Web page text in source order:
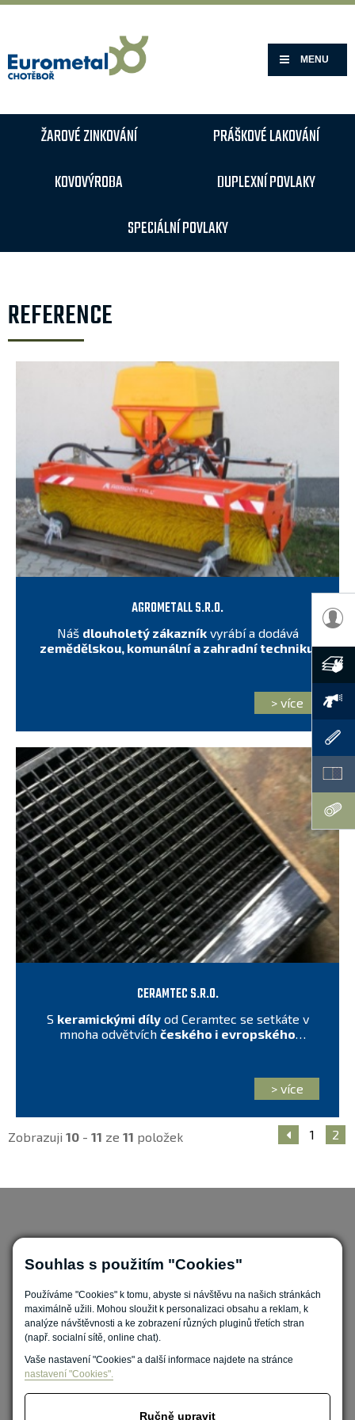
Souhlas s použitím "Cookies"
Používáme "Cookies" k tomu, abyste si návštěvu na našich stránkách
maximálně užili. Mohou sloužit k personalizaci obsahu a reklam, k
analýze návštěvnosti a ke zobrazení různých pluginů třetích stran
(např. socialní sítě, online chat).
Vaše nastavení "Cookies" a další informace najdete na stránce
nastavení "Cookies".
Ručně upravit
MENU
ŽAROVÉ ZINKOVÁNÍ
PRÁŠKOVÉ LAKOVÁNÍ
KOVOVÝROBA
DUPLEXNÍ POVLAKY
SPECIÁLNÍ POVLAKY
REFERENCE
AGROMETALL S.R.O.
Náš dlouholetý zákazníkvyrábí a dodává
zemědělskou, komunální a zahradní techniku.
> více
CERAMTEC S.R.O.
S keramickými dílyod Ceramtec se setkáte v
mnoha odvětvích českého i evropského
> více
Zobrazuji 10 - 11 ze 11 položek 1 2
Nastavit cookies